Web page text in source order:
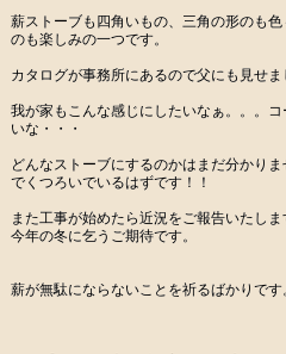
薪ストーブも四角いもの、三角の形のも
のも楽しみの一つです。
カタログが事務所にあるので父にも見せま
我が家もこんな感じにしたいなぁ。。。
いな・・・
どんなストーブにするのかはまだ分かり
でくつろいでいるはずです！！
また工事が始めたら近況をご報告いたしま
今年の冬に乞うご期待です。
薪が無駄にならないことを祈るばかりです